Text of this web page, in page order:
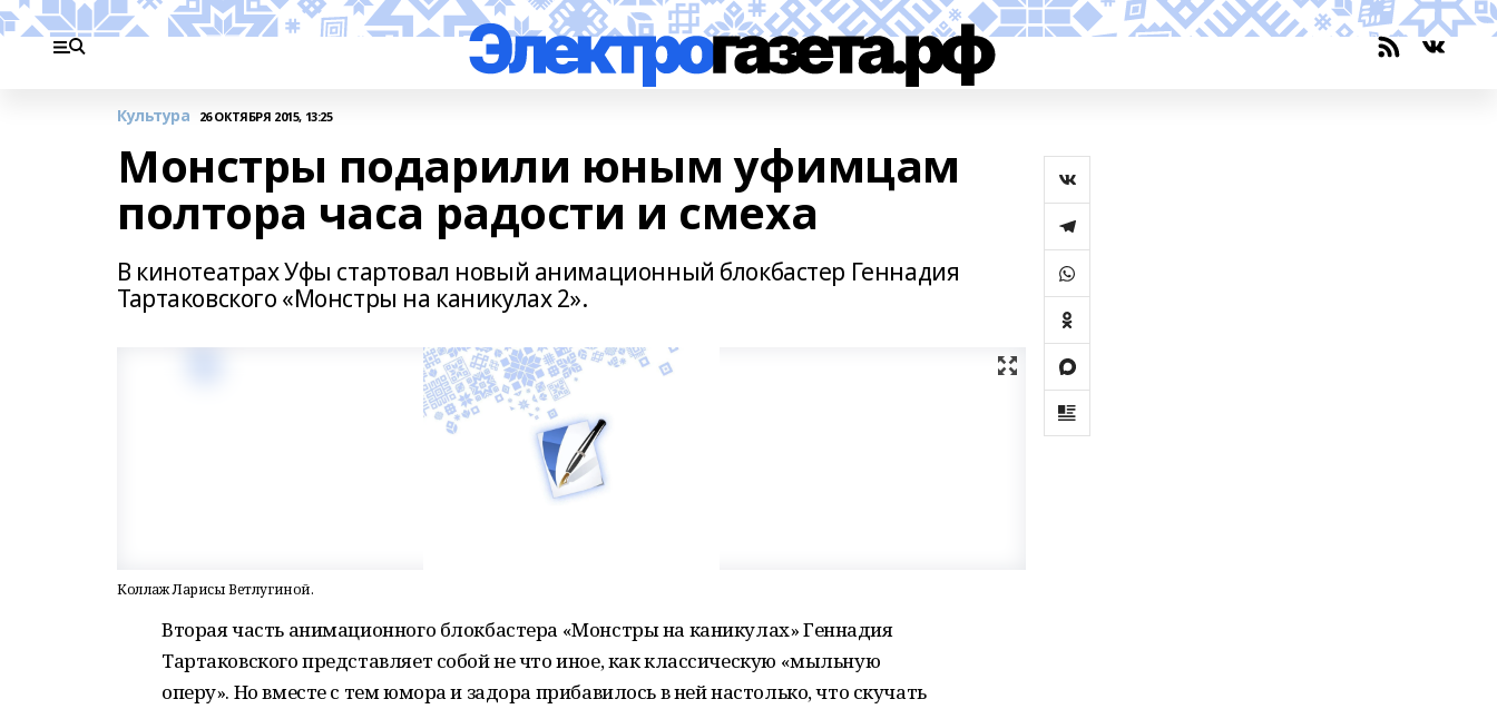
Культура 26 ОКТЯБРЯ 2015, 13:25
Монстры подарили юным уфимцам
полтора часа радости и смеха
В кинотеатрах Уфы стартовал новый анимационный блокбастер Геннадия
Тартаковского «Монстры на каникулах 2».
Коллаж Ларисы Ветлугиной.
Вторая часть анимационного блокбастера «Монстры на каникулах» Геннадия
Тартаковского представляет собой не что иное, как классическую «мыльную
оперу». Но вместе с тем юмора и задора прибавилось в ней настолько, что скучать